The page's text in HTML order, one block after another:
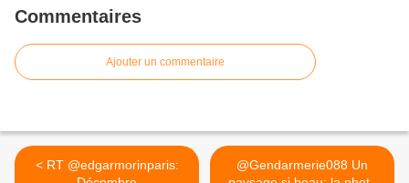
Commentaires
Ajouter un commentaire
< RT @edgarmorinparis:
@Gendarmerie088 Un